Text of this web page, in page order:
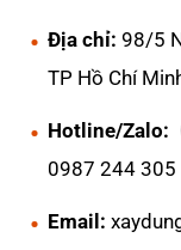
Địa chỉ: 98/5
TP Hồ Chí
Hotline/Zalo:
0987 244 305
Email: